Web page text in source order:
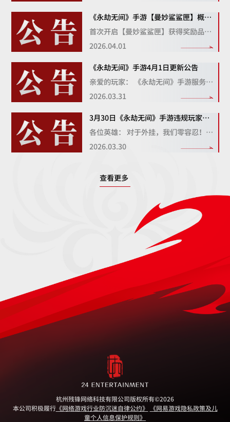
《永劫无间》手游【曼妙鲨鲨匣】概率公示
首次开启【曼妙鲨鲨匣】获得奖励品质及概率分别为： 通用极品挂饰【罗鲨哥】：5% 通用极品挂饰【罗鲨姐】：5% 通用极品挂饰【抱歉鲨鲨】：15% 通用极品挂饰【智慧鲨鲨】：15% 通用极品挂饰【挨揍鲨鲨】：15% 通用极品挂饰【皇帝鲨鲨】：15% 通用极品挂饰【仰望鲨鲨】：15% 通用极品挂饰【宝宝鲨鲨】：15% 奖池里的奖励不会重复获得，至多开启8次，即可获得奖池中的所有奖励。 更多相关信息请关注—— 微信公众号：永劫无间手游 微博：永劫无间手游 B站：永劫无间手游 抖音：永劫无间手游 快手：永劫无间手游 24工作室 2026.
2026.04.01
《永劫无间》手游4月1日更新公告
亲爱的玩家： 《永劫无间》手游服务器将于北京时间2026年4月1日(周三)上午7:00至11:00进行停服更新。建议所有玩家提前退出游戏。
2026.03.31
3月30日《永劫无间》手游违规玩家封禁公告
各位英雄： 对于外挂，我们零容忍！ 《永劫无间》手游致力于打造一个公正、健康、良好的竞技环境。
2026.03.30
查看更多
杭州残锋网络科技有限公司版权所有©2026
本公司积极履行《网络游戏行业防沉迷自律公约》
《网易游戏隐私政策及儿
童个人信息保护规则》